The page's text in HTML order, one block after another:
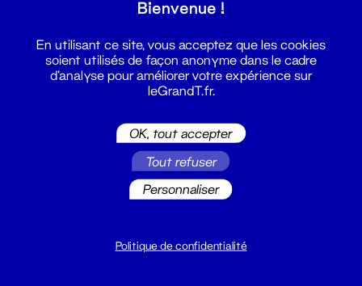
Du lundi au vendredi 14h → 18h
Bienvenue !
En utilisant ce site, vous acceptez que les cookies
soient utilisés de façon anonyme dans le cadre
d'analyse pour améliorer votre expérience sur
leGrandT.fr.
OK, tout accepter
Tout refuser
Personnaliser
Politique de confidentialité